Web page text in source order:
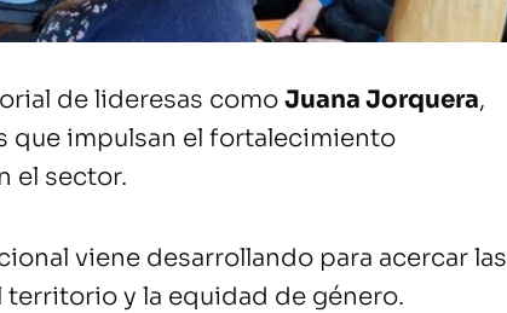
de lideresas como Juana Jorquera,
que impulsan el fortalecimiento
el sector.
viene desarrollando para acercar las
territorio y la equidad de género.